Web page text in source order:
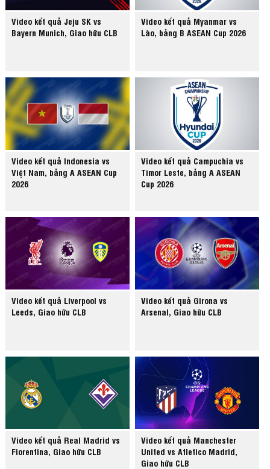
Video kết quả Jeju SK vs
Bayern Munich, Giao hữu CLB
Video kết quả Myanmar vs
Lào, bảng B ASEAN Cup 2026
Video kết quả Indonesia vs
Việt Nam, bảng A ASEAN Cup
2026
Video kết quả Campuchia vs
Timor Leste, bảng A ASEAN
Cup 2026
Video kết quả Liverpool vs
Leeds, Giao hữu CLB
Video kết quả Girona vs
Arsenal, Giao hữu CLB
Video kết quả Real Madrid vs
Fiorentina, Giao hữu CLB
Video kết quả Manchester
United vs Atletico Madrid,
Giao hữu CLB